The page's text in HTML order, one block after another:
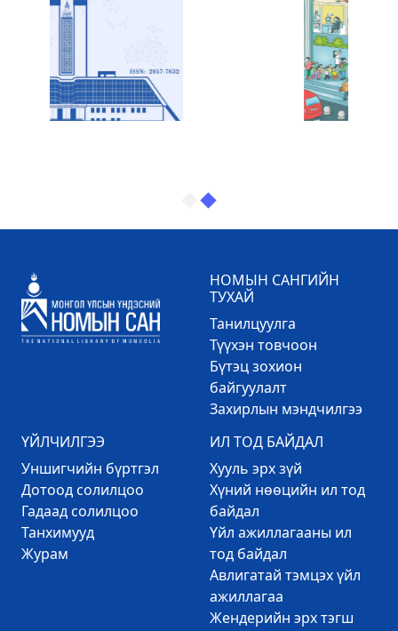
НОМЫН САНГИЙН
ТУХАЙ
Танилцуулга
Түүхэн товчоон
Бүтэц зохион
байгуулалт
Захирлын мэндчилгээ
ҮЙЛЧИЛГЭЭ
Уншигчийн бүртгэл
Дотоод солилцоо
Гадаад солилцоо
Танхимууд
Журам
ИЛ ТОД БАЙДАЛ
Хууль эрх зүй
Хүний нөөцийн ил тод
байдал
Үйл ажиллагааны ил
тод байдал
Авлигатай тэмцэх үйл
ажиллагаа
Жендерийн эрх тэгш